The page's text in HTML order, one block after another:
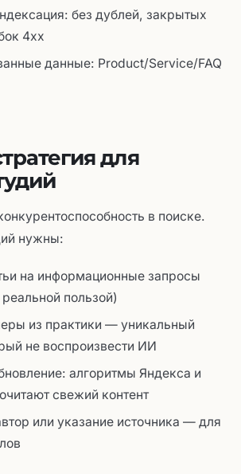
без дублей, закрытых
4xx
данные: Product/Service/FAQ
для
в поиске.
нужны:
на информационные запросы
пользой)
из практики — уникальный
не воспроизвести ИИ
алгоритмы Яндекса и
свежий контент
или указание источника — для